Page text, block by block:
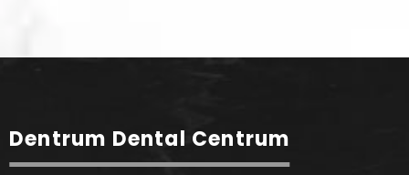
Dentrum Dental Centrum